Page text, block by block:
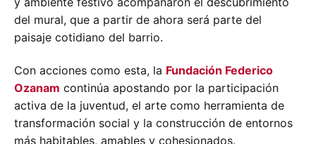
del mural, que a partir de ahora será parte del
paisaje cotidiano del barrio.
Con acciones como esta, la Fundación Federico
Ozanam continúa apostando por la participación
activa de la juventud, el arte como herramienta de
transformación social y la construcción de entornos
más habitables, amables y cohesionados.